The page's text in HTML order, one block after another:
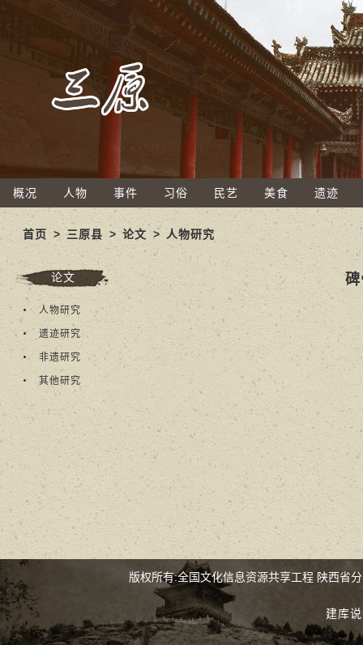
概况 人物 事件 习俗 民艺 美食 遗迹
首页 >三原县 > 论文 > 人物研究
论文
人物研究
遗迹研究
非遗研究
其他研究
版权所有:全国文化信息资源共享工程 陕西省
建库